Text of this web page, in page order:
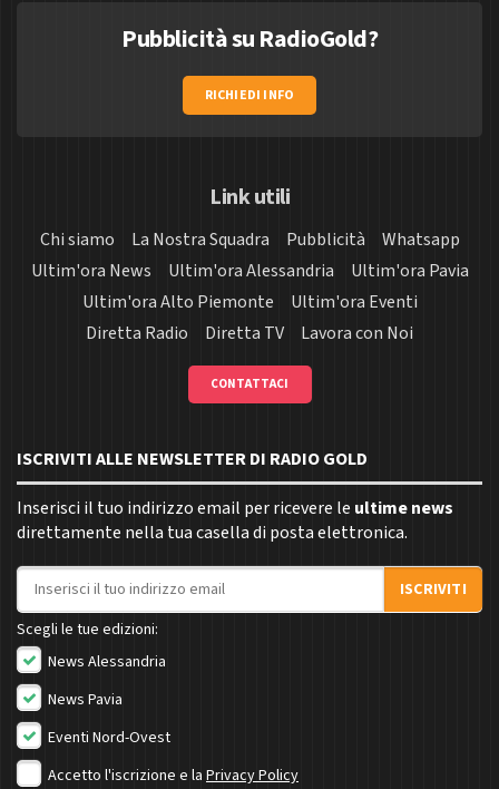
Pubblicità su RadioGold?
RICHIEDI INFO
Link utili
Chi siamo La Nostra Squadra Pubblicità
Whatsapp
Ultim'ora News
Ultim'ora Alessandria
Ultim'ora Pavia
Ultim'ora Alto Piemonte
Ultim'ora Eventi
Diretta Radio
Diretta TV Lavora con Noi
CONTATTACI
ISCRIVITI ALLE NEWSLETTER DI RADIO GOLD
Inserisci il tuo indirizzo email per ricevere le ultime news
direttamente nella tua casella di posta elettronica.
Indirizzo email
ISCRIVITI
Scegli le tue edizioni:
News Alessandria
News Pavia
Eventi Nord-Ovest
Accetto l'iscrizione e la Privacy Policy